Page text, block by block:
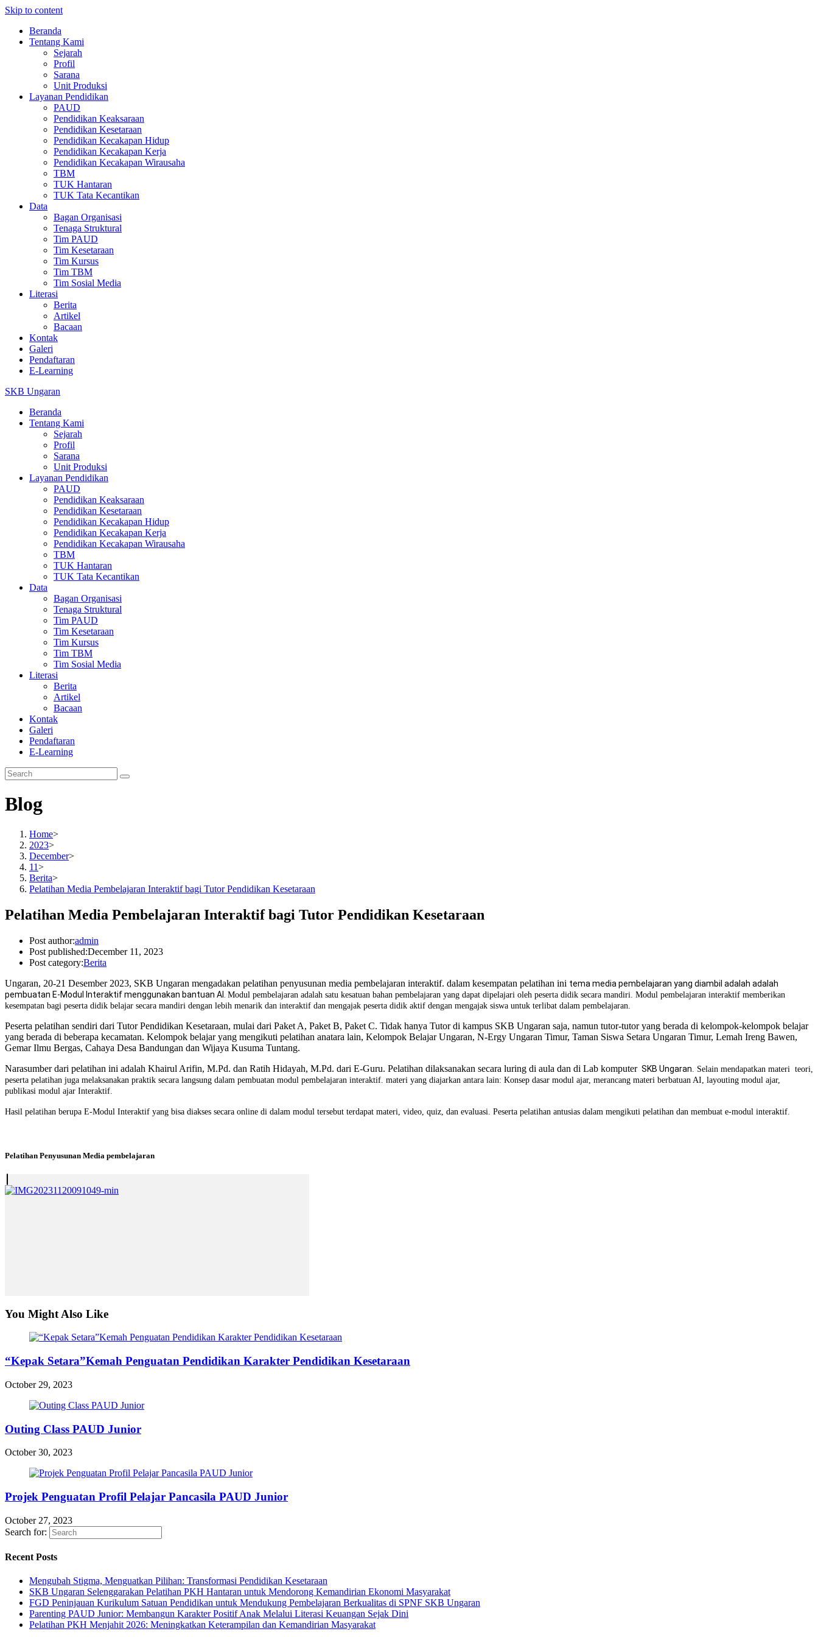
Skip to content
Beranda
Tentang Kami
Sejarah
Profil
Sarana
Unit Produksi
Layanan Pendidikan
PAUD
Pendidikan Keaksaraan
Pendidikan Kesetaraan
Pendidikan Kecakapan Hidup
Pendidikan Kecakapan Kerja
Pendidikan Kecakapan Wirausaha
TBM
TUK Hantaran
TUK Tata Kecantikan
Data
Bagan Organisasi
Tenaga Struktural
Tim PAUD
Tim Kesetaraan
Tim Kursus
Tim TBM
Tim Sosial Media
Literasi
Berita
Artikel
Bacaan
Kontak
Galeri
Pendaftaran
E-Learning
SKB Ungaran
Beranda
Tentang Kami
Sejarah
Profil
Sarana
Unit Produksi
Layanan Pendidikan
PAUD
Pendidikan Keaksaraan
Pendidikan Kesetaraan
Pendidikan Kecakapan Hidup
Pendidikan Kecakapan Kerja
Pendidikan Kecakapan Wirausaha
TBM
TUK Hantaran
TUK Tata Kecantikan
Data
Bagan Organisasi
Tenaga Struktural
Tim PAUD
Tim Kesetaraan
Tim Kursus
Tim TBM
Tim Sosial Media
Literasi
Berita
Artikel
Bacaan
Kontak
Galeri
Pendaftaran
E-Learning
Blog
Home>
2023>
December>
11>
Berita>
Pelatihan Media Pembelajaran Interaktif bagi Tutor Pendidikan Kesetaraan
Pelatihan Media Pembelajaran Interaktif bagi Tutor Pendidikan Kesetaraan
Post author:admin
Post published:December 11, 2023
Post category:Berita
Ungaran, 20-21 Desember 2023, SKB Ungaran mengadakan pelatihan penyusunan media pembelajaran interaktif. dalam kesempatan pelatihan ini tema media pembelajaran yang diambil adalah adalah
pembuatan E-Modul Interaktif menggunakan bantuan AI. Modul pembelajaran adalah satu kesatuan bahan pembelajaran yang dapat dipelajari oleh peserta didik secara mandiri. Modul pembelajaran interaktif memberikan
kesempatan bagi peserta didik belajar secara mandiri dengan lebih menarik dan interaktif dan mengajak peserta didik aktif dengan mengajak siswa untuk terlibat dalam pembelajaran.
Peserta pelatihan sendiri dari Tutor Pendidikan Kesetaraan, mulai dari Paket A, Paket B, Paket C. Tidak hanya Tutor di kampus SKB Ungaran saja, namun tutor-tutor yang berada di kelompok-kelompok belajar
yang berada di beberapa kecamatan. Kelompok belajar yang mengikuti pelatihan anatara lain, Kelompok Belajar Ungaran, N-Ergy Ungaran Timur, Taman Siswa Setara Ungaran Timur, Lemah Ireng Bawen,
Gemar Ilmu Bergas, Cahaya Desa Bandungan dan Wijaya Kusuma Tuntang.
Narasumber dari pelatihan ini adalah Khairul Arifin, M.Pd. dan Ratih Hidayah, M.Pd. dari E-Guru. Pelatihan dilaksanakan secara luring di aula dan di Lab komputer SKB Ungaran . Selain mendapatkan materi teori,
peserta pelatihan juga melaksanakan praktik secara langsung dalam pembuatan modul pembelajaran interaktif. materi yang diajarkan antara lain: Konsep dasar modul ajar, merancang materi berbatuan AI, layouting modul ajar,
publikasi modul ajar Interaktif.
Hasil pelatihan berupa E-Modul Interaktif yang bisa diakses secara online di dalam modul tersebut terdapat materi, video, quiz, dan evaluasi. Peserta pelatihan antusias dalam mengikuti pelatihan dan membuat e-modul interaktif.
Pelatihan Penyusunan Media pembelajaran
You Might Also Like
“Kepak Setara”Kemah Penguatan Pendidikan Karakter Pendidikan Kesetaraan
October 29, 2023
Outing Class PAUD Junior
October 30, 2023
Projek Penguatan Profil Pelajar Pancasila PAUD Junior
October 27, 2023
Search for:
Recent Posts
Mengubah Stigma, Menguatkan Pilihan: Transformasi Pendidikan Kesetaraan
SKB Ungaran Selenggarakan Pelatihan PKH Hantaran untuk Mendorong Kemandirian Ekonomi Masyarakat
FGD Peninjauan Kurikulum Satuan Pendidikan untuk Mendukung Pembelajaran Berkualitas di SPNF SKB Ungaran
Parenting PAUD Junior: Membangun Karakter Positif Anak Melalui Literasi Keuangan Sejak Dini
Pelatihan PKH Menjahit 2026: Meningkatkan Keterampilan dan Kemandirian Masyarakat